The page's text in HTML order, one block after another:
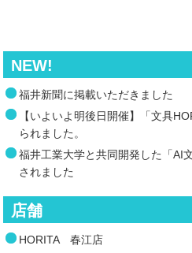
NEW!
福井新聞に掲載いただきました
【いよいよ明後日開催】「文具
られました。
福井工業大学と共同開発した「AI
されました
店舗
HORITA 春江店